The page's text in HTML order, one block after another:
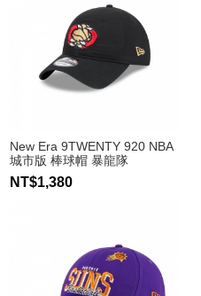
New Era 9TWENTY 920 NBA
城市版 棒球帽 暴龍隊
NT$1,380